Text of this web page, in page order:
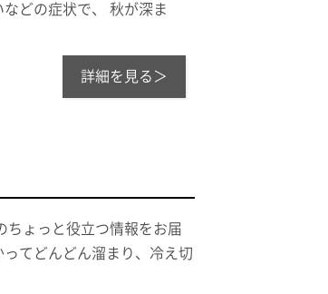
どの症状で、 秋が深ま
詳細を見る＞
ちょっと役立つ情報をお届
てどんどん溜まり、冷え切